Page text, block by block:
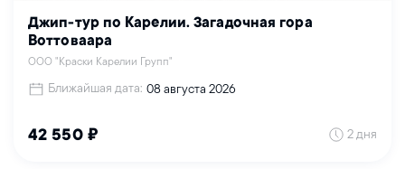
Джип-тур по Карелии. Загадочная гора
Воттоваара
ООО "Краски Карелии Групп"
Ближайшая дата: 08 августа 2026
42 550 ₽ 2 дня